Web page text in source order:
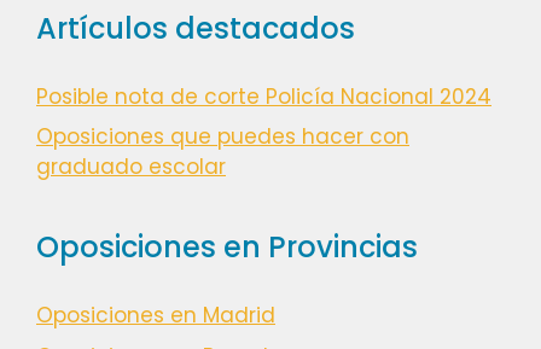
Artículos destacados
Posible nota de corte Policía Nacional 2024
Oposiciones que puedes hacer con
graduado escolar
Oposiciones en Provincias
Oposiciones en Madrid